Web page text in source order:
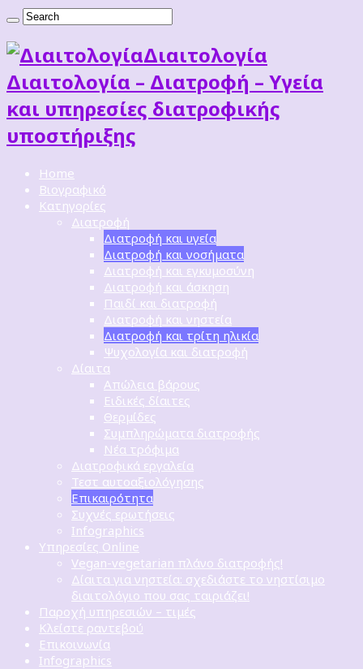
Διαιτoλογία
Διαιτολογία – Διατροφή – Υγεία
και υπηρεσίες διατροφικής
υποστήριξης
Home
Βιογραφικό
Κατηγορίες
Διατροφή
Διατροφή και υγεία
Διατροφή και νοσήματα
Διατροφή και εγκυμοσύνη
Διατροφή και άσκηση
Παιδί και διατροφή
Διατροφή και νηστεία
Διατροφή και τρίτη ηλικία
Ψυχολογία και διατροφή
Δίαιτα
Απώλεια βάρους
Ειδικές δίαιτες
Θερμίδες
Συμπληρώματα διατροφής
Νέα τρόφιμα
Διατροφικά εργαλεία
Τεστ αυτοαξιολόγησης
Επικαιρότητα
Συχνές ερωτήσεις
Infographics
Υπηρεσίες Online
Vegan-vegetarian πλάνο διατροφής!
Δίαιτα για νηστεία: σχεδιάστε το νηστίσιμο
διαιτολόγιο που σας ταιριάζει!
Παροχή υπηρεσιών – τιμές
Κλείστε ραντεβού
Επικοινωνία
Infographics